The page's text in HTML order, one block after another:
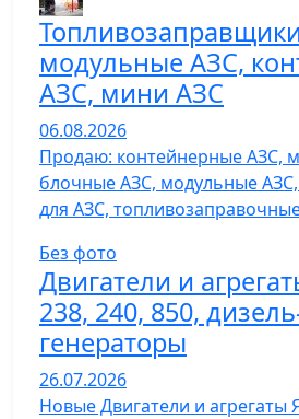
модульные АЗС,
АЗС, мини АЗС
06.08.2026
Продаю: контейнерные АЗС,
блочные АЗС, модульные
для АЗС,
Без фото
Двигатели и
238, 240, 850,
генераторы
26.07.2026
Новые Двигатели и